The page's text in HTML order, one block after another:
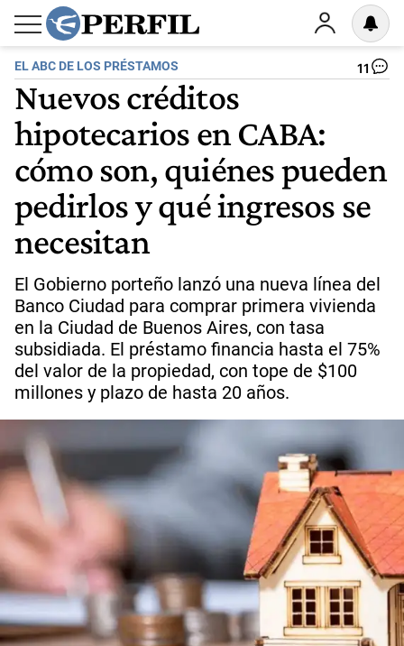
EL ABC DE LOS PRÉSTAMOS 11
Nuevos créditos
hipotecarios en CABA:
cómo son, quiénes pueden
pedirlos y qué ingresos se
necesitan
El Gobierno porteño lanzó una nueva línea del
Banco Ciudad para comprar primera vivienda
en la Ciudad de Buenos Aires, con tasa
subsidiada. El préstamo financia hasta el 75%
del valor de la propiedad, con tope de $100
millones y plazo de hasta 20 años.